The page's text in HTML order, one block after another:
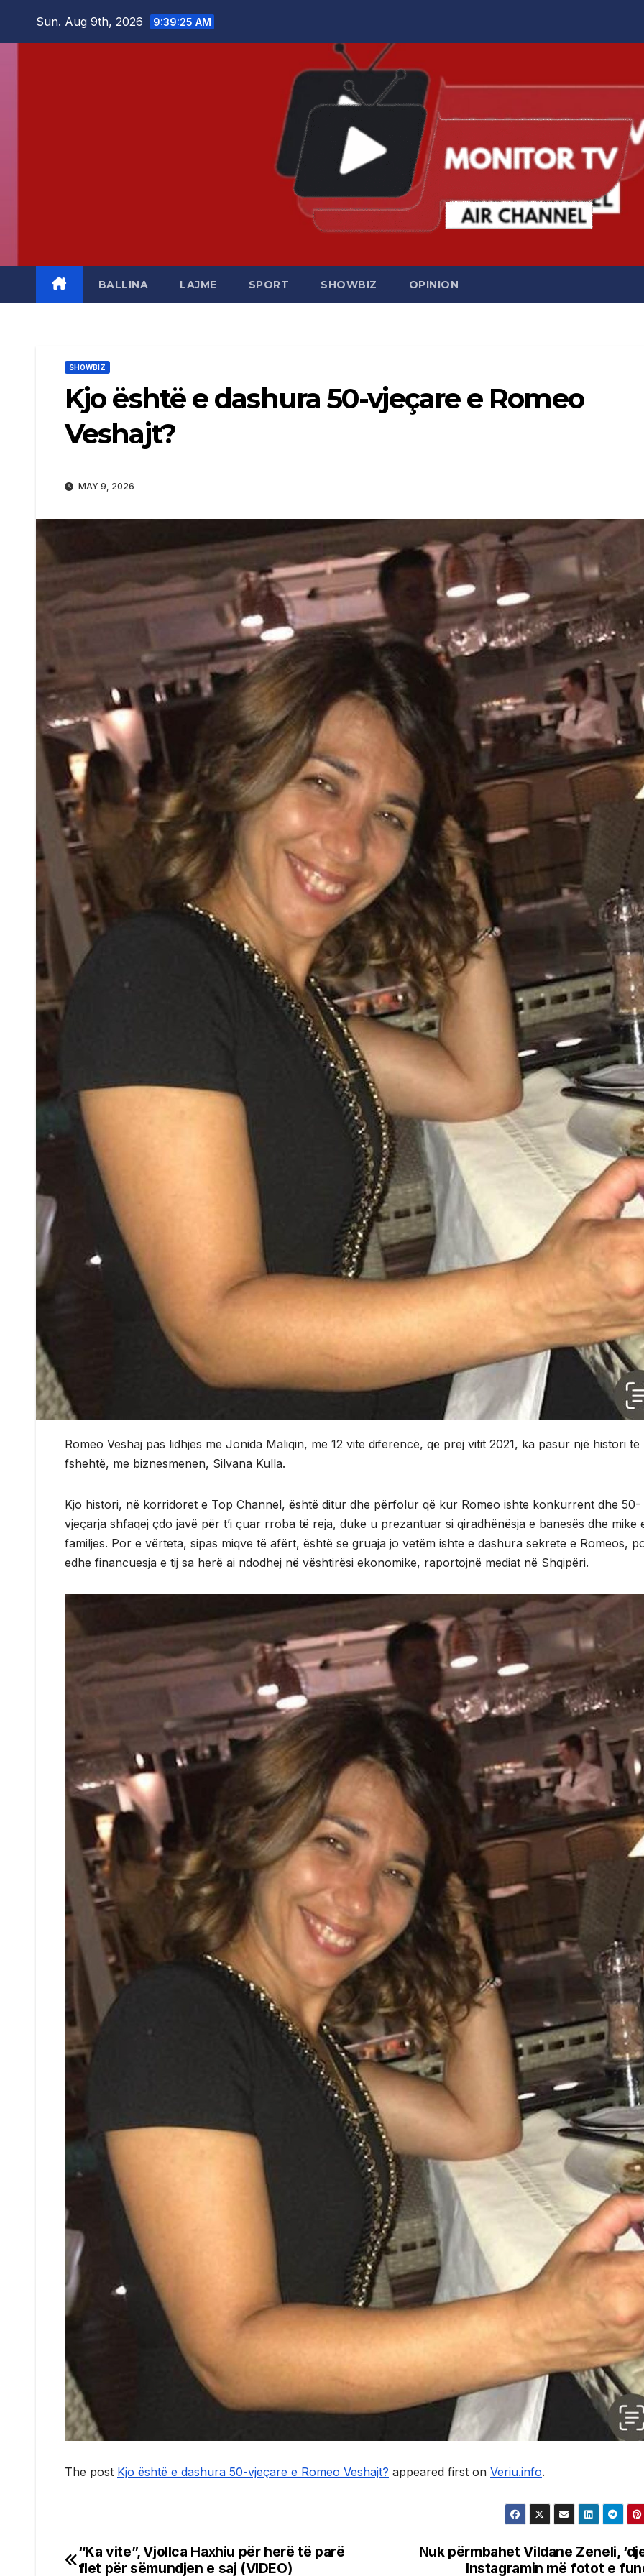
Sun. Aug 9th, 2026 9:39:27 AM
BALLINA LAJME SPORT SHOWBIZ OPINION
SHOWBIZ
Kjo është e dashura 50-vjeçare e Romeo
Veshajt?
MAY 9, 2026
Romeo Veshaj pas lidhjes me Jonida Maliqin, me 12 vite diferencë, që prej vitit 2021, ka pasur një histori të
fshehtë, me biznesmenen, Silvana Kulla.
Kjo histori, në korridoret e Top Channel, është ditur dhe përfolur që kur Romeo ishte konkurrent dhe 50-
vjeçarja shfaqej çdo javë për t’i çuar rroba të reja, duke u prezantuar si qiradhënësja e banesës dhe mike
familjes. Por e vërteta, sipas miqve të afërt, është se gruaja jo vetëm ishte e dashura sekrete e Romeos,
edhe financuesja e tij sa herë ai ndodhej në vështirësi ekonomike, raportojnë mediat në Shqipëri.
The post Kjo është e dashura 50-vjeçare e Romeo Veshajt? appeared first on Veriu.info.
Post
Nuk përmbahet Vildane Zeneli,
Instagramin më fotot e
“Ka vite”, Vjollca Haxhiu për herë të parë
flet për sëmundjen e saj (VIDEO)